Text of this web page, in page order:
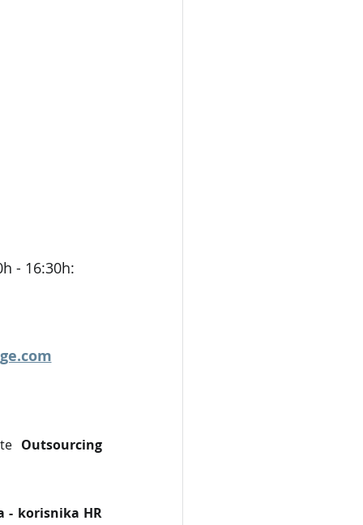
- 16:30h:
Outsourcing
- korisnika HR